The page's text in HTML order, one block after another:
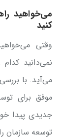
می‌خواهید
کنید
وقتی
می‌آید. با
موفق برای
جدیدی پیدا
توسعه سازمان